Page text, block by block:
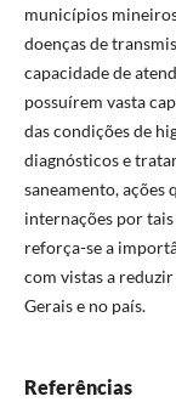
municípios
doenças de
capacidade de
possuírem vasta
das condições de
diagnósticos e
saneamento,
internações por
reforça-se a
com vistas a
Gerais e no país.
Referências